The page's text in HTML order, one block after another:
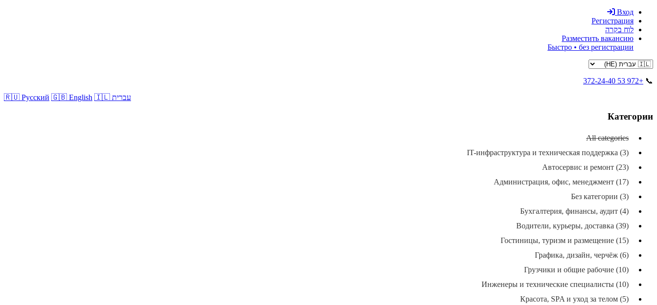
Вход
Регистрация
לוח בקרה
Разместить вакансию
Быстро • без регистрации
📞
+972 53 372-24-40
🇷🇺 Русский 🇬🇧 English 🇮🇱 עברית
Категории
All categories
IT-инфраструктура и техническая поддержка (3)
Автосервис и ремонт (23)
Администрация, офис, менеджмент (17)
Без категории (3)
Бухгалтерия, финансы, аудит (4)
Водители, курьеры, доставка (39)
Гостиницы, туризм и размещение (15)
Графика, дизайн, черчёж (6)
Грузчики и общие рабочие (10)
Инженеры и технические специалисты (10)
Красота, SPA и уход за телом (5)